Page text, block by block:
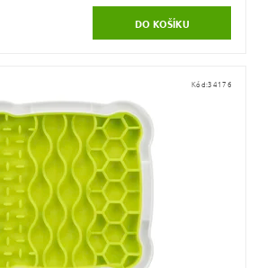
Kód:34176